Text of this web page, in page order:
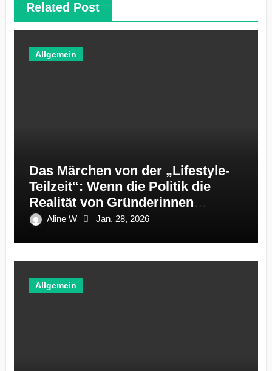
Related Post
Allgemein
Das Märchen von der „Lifestyle-
Teilzeit“: Wenn die Politik die
Realität von Gründerinnen
ignoriert
Aline W Jan. 28, 2026
Allgemein